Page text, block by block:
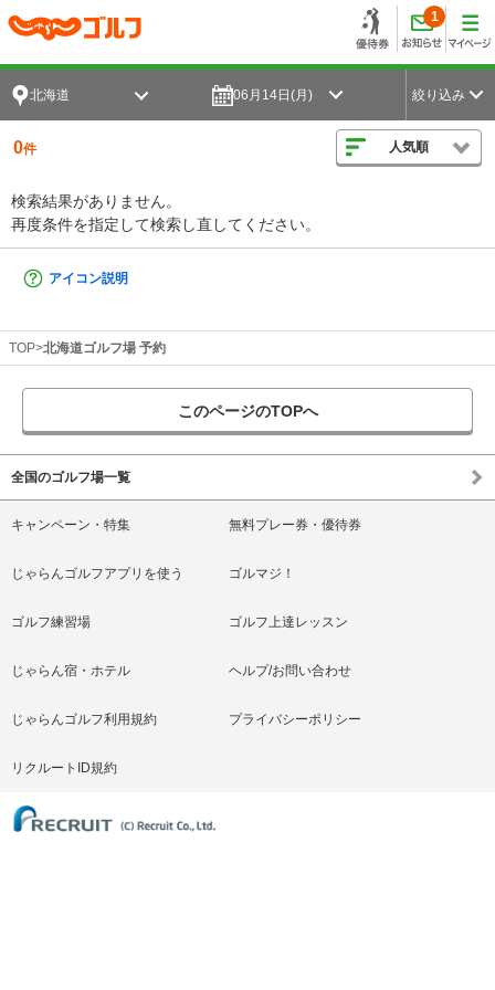
1
北海道 06月14日(月) 絞り込み
0件 人気順
検索結果がありません。
再度条件を指定して検索し直してください。
アイコン説明
TOP 北海道ゴルフ場 予約
このページのTOPへ
全国のゴルフ場一覧
キャンペーン・特集 無料プレー券・優待券
じゃらんゴルフアプリを使う ゴルマジ！
ゴルフ練習場 ゴルフ上達レッスン
じゃらん宿・ホテル ヘルプ/お問い合わせ
じゃらんゴルフ利用規約 プライバシーポリシー
リクルートID規約